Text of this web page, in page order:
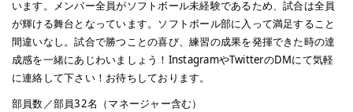
います。メンバー全員がソフトボール未経験であるため、試合は全員
が輝ける舞台となっています。ソフトボール部に入って満足すること
間違いなし。試合で勝つことの喜び、練習の成果を発揮できた時の達
成感を一緒にあじわいましょう！InstagramやTwitterのDMにて気軽
に連絡して下さい！お待ちしております。
部員数／部員32名（マネージャー含む）